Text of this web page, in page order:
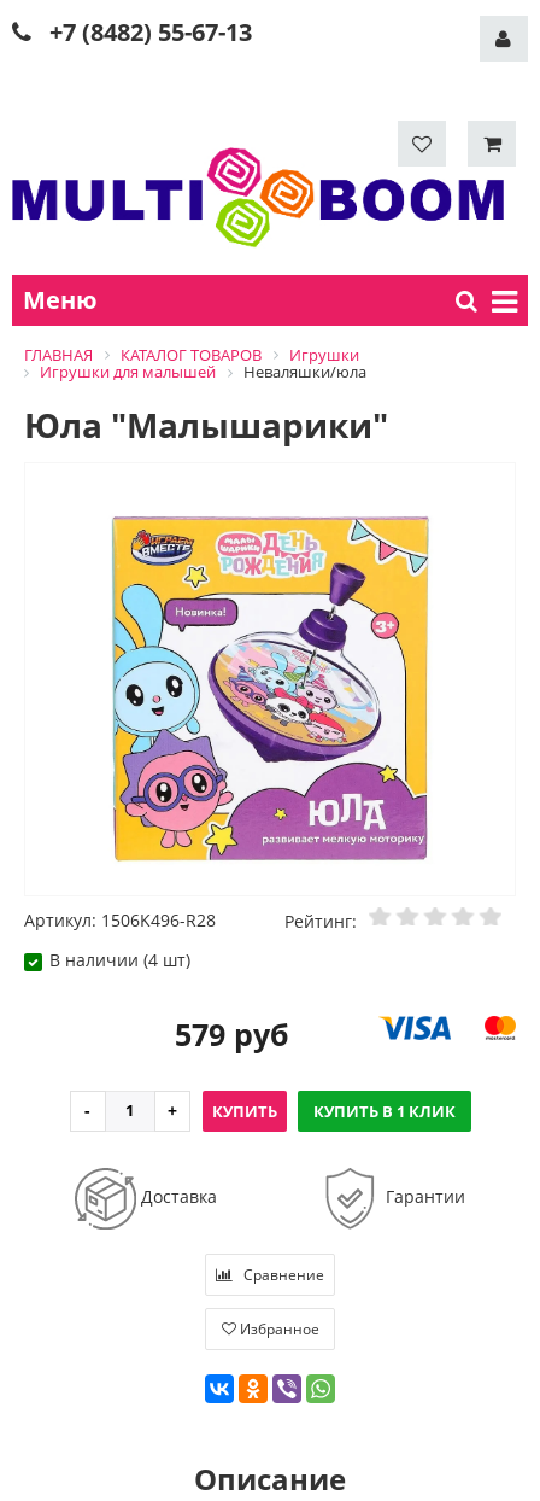
+7 (8482) 55-67-13
Меню
ГЛАВНАЯ КАТАЛОГ ТОВАРОВ
Игрушки
Игрушки для малышей
Неваляшки/юла
Юла "Малышарики"
Артикул: 1506K496-R28
Рейтинг:
В наличии (4 шт)
579 руб
КУПИТЬ КУПИТЬ В 1 КЛИК
Доставка Гарантии
Сравнение
Избранное
Описание